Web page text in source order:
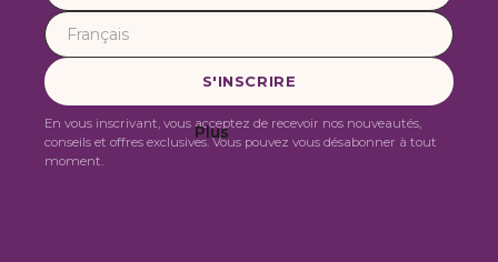
Plus
En vous inscrivant, vous acceptez de recevoir nos nouveautés,
conseils et offres exclusives. Vous pouvez vous désabonner à tout
moment.